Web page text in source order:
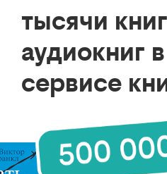
тысячи
аудиокниг в
сервисе